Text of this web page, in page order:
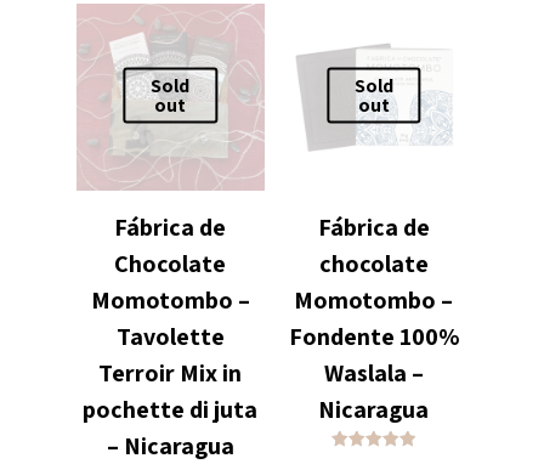
Sold
out
Fábrica de
Chocolate
Momotombo –
Tavolette
Terroir Mix in
pochette di juta
– Nicaragua
Sold
out
Fábrica de
chocolate
Momotombo –
Fondente 100%
Waslala –
Nicaragua